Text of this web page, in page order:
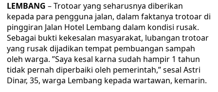
LEMBANG – Trotoar yang seharusnya diberikan
kepada para pengguna jalan, dalam faktanya trotoar di
pinggiran Jalan Hotel Lembang dalam kondisi rusak.
Sebagai bukti kekesalan masyarakat, lubangan trotoar
yang rusak dijadikan tempat pembuangan sampah
oleh warga. ”Saya kesal karna sudah hampir 1 tahun
tidak pernah diperbaiki oleh pemerintah,” sesal Astri
Dinar, 35, warga Lembang kepada wartawan, kemarin.